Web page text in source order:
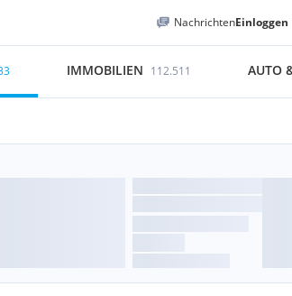
NachrichtenEinloggen
IMMOBILIEN 112.511 AUTO